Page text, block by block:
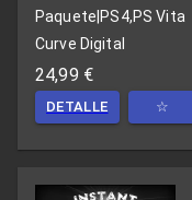
Paquete PS4,PS Vita
Curve Digital
24,99 €
DETALLE ☆